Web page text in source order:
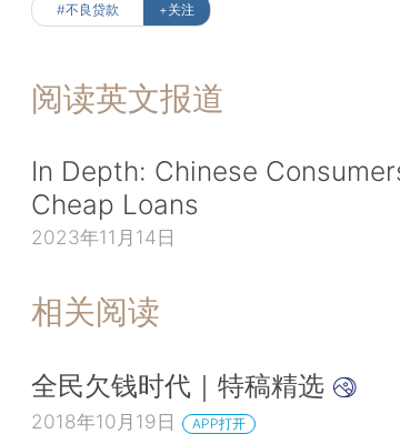
#不良贷款 +关注
阅读英文报道
In Depth: Chinese
Cheap Loans
2023年11月14日
相关阅读
全民欠钱时代｜特稿精选
2018年10月19日 APP打开